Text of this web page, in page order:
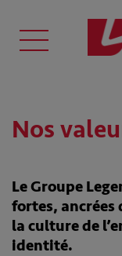
Nos
Le Groupe
fortes, ancrées
la culture de
identité.